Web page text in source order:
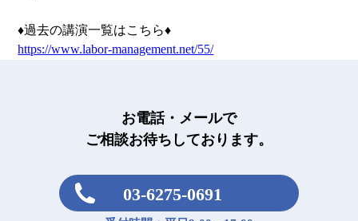
♦過去の講演一覧はこちら♦
https://www.labor-management.net/55/
お電話・メールで
ご相談お待ちしております。
03-6275-0691